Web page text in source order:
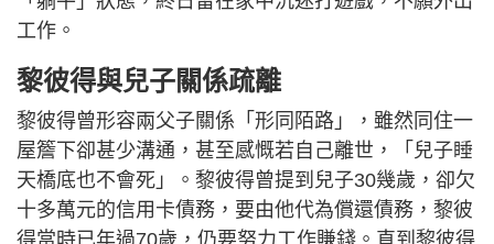
工作。
黎彼得與兒子關係疏離
黎彼得曾形容兩父子關係「形同陌路」，雖然同住一
屋簷下卻甚少溝通，甚至感慨若自己離世，「兒子睡
天橋底也不會死」。黎彼得曾提到兒子30幾歲，卻欠
十多萬元的信用卡債務，要由他代為償還債務，黎彼